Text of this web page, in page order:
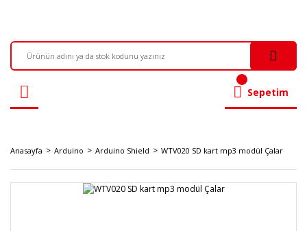
Sepetim
Anasayfa Arduino Arduino Shield WTV020 SD kart mp3 modül Çalar